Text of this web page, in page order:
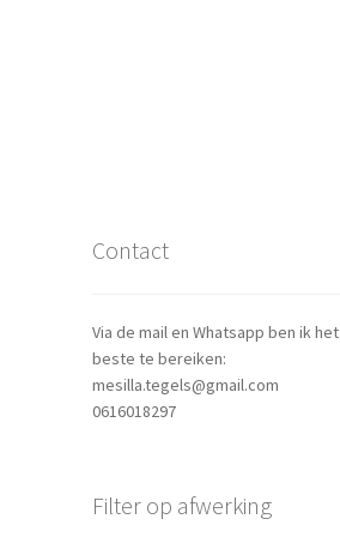
Contact
Via de mail en Whatsapp ben ik het
beste te bereiken:
mesilla.tegels@gmail.com
0616018297
Filter op afwerking